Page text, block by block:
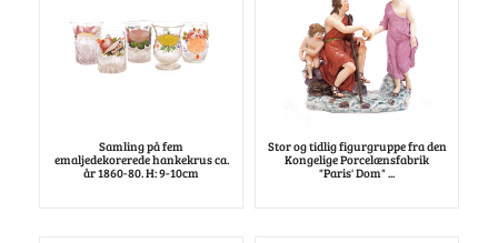
Samling på fem
emaljedekorerede hankekrus ca.
år 1860-80. H: 9-10cm
Stor og tidlig figurgruppe fra den
Kongelige Porcelænsfabrik
"Paris' Dom" ...